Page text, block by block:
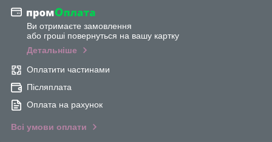
Ви отримаєте замовлення
або гроші повернуться на вашу картку
Детальніше
Оплатити частинами
Післяплата
Оплата на рахунок
Всі умови оплати